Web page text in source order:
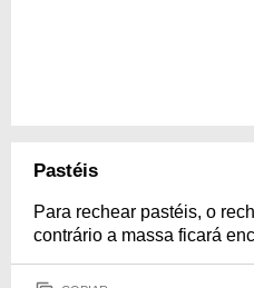
Pastéis
Para rechear pastéis, o
contrário a massa ficará